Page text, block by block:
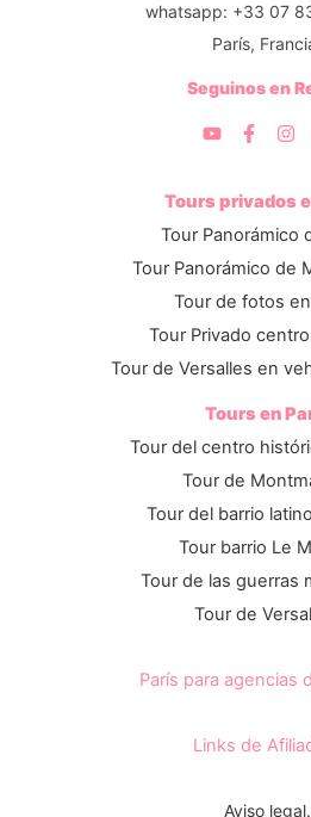
whatsapp: +33 07
París,
Seguinos en
Tours privados
Tour Panorámico
Tour Panorámico de
Tour de fotos
Tour Privado
Tour de Versalles en
Tours en
Tour del centro
Tour de
Tour del barrio
Tour barrio Le
Tour de las guerras
Tour de
París para agencias
Links de
Aviso legal.